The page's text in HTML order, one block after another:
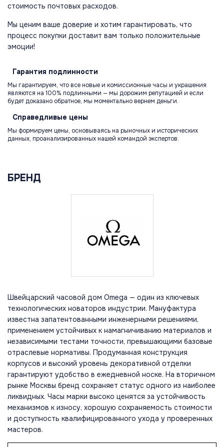
стоимость почтовых расходов.
Мы ценим ваше доверие и хотим гарантировать, что
процесс покупки доставит вам только положительные
эмоции!
Гарантия подлинности
Мы гарантируем, что все новые и комиссионные часы и украшения
являются на 100% подлинными — мы дорожим репутацией и если
будет доказано обратное, мы моментально вернем деньги.
Справедливые цены
Мы формируем цены, основываясь на рыночных и исторических
данных, проанализированных нашей командой экспертов.
БРЕНД
Швейцарский часовой дом Omega — один из ключевых
технологических новаторов индустрии. Мануфактура
известна запатентованными инженерными решениями,
применением устойчивых к намагничиванию материалов и
независимыми тестами точности, превышающими базовые
отраслевые нормативы. Продуманная конструкция
корпусов и высокий уровень декоративной отделки
гарантируют удобство в ежедневной носке. На вторичном
рынке Москвы бренд сохраняет статус одного из наиболее
ликвидных. Часы марки высоко ценятся за устойчивость
механизмов к износу, хорошую сохраняемость стоимости
и доступность квалифицированного ухода у проверенных
мастеров.